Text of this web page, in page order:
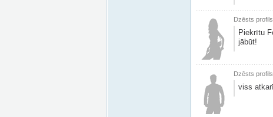
Dzēsts profils
Piekrītu
jābūt!
Dzēsts profils
viss